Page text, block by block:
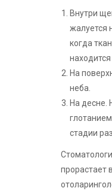
Внутри
жалуется
когда
На
неба.
На десне.
стадии
прорастает